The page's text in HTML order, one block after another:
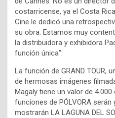
costarricense, ya el Costa
Cine le dedicó una
su obra. Estamos muy
la distribuidora y exhibidora
función única”.
La función de GRAND TOUR,
de hermosas imágenes
Magaly tiene un valor de
funciones de PÓLVORA serán
mostrarán LA LAGUNA DEL